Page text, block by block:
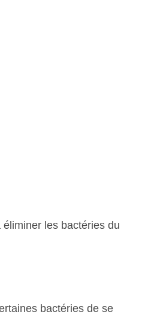
les bactéries du
bactéries de se